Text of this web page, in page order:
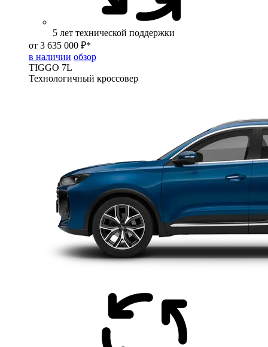
5 лет технической поддержки
от 3 635 000 ₽*
в наличии обзор
TIGGO 7L
Технологичный кроссовер